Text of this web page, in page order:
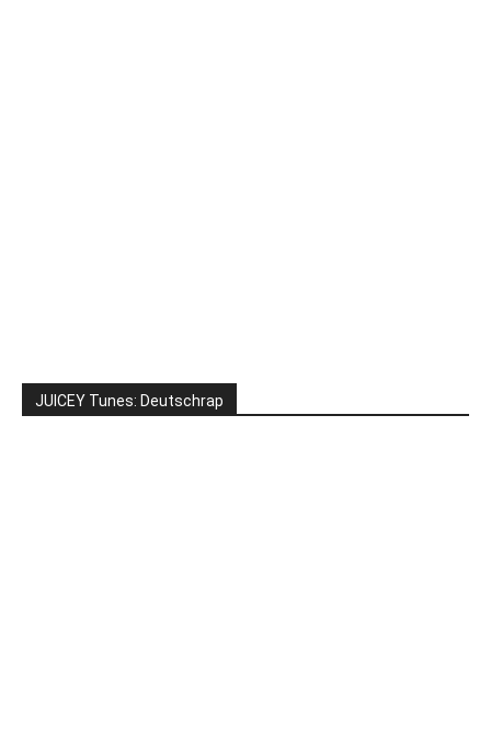
JUICEY Tunes: Deutschrap